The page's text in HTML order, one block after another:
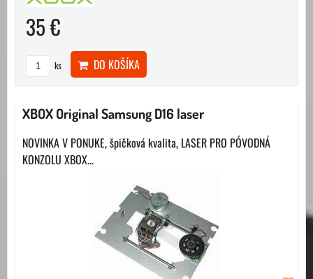
35 €
ks DO KOŠÍKA
XBOX Original Samsung D16 laser
NOVINKA V PONUKE, špičková kvalita, LASER PRO PÓVODNÁ
KONZOLU XBOX...